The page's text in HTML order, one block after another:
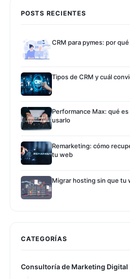
POSTS RECIENTES
CRM para pymes: por
Tipos de CRM y cuál
Performance Max: qué
usarlo
Remarketing: cómo
tu web
Migrar hosting sin que tu
CATEGORÍAS
Consultoría de Marketing Digital